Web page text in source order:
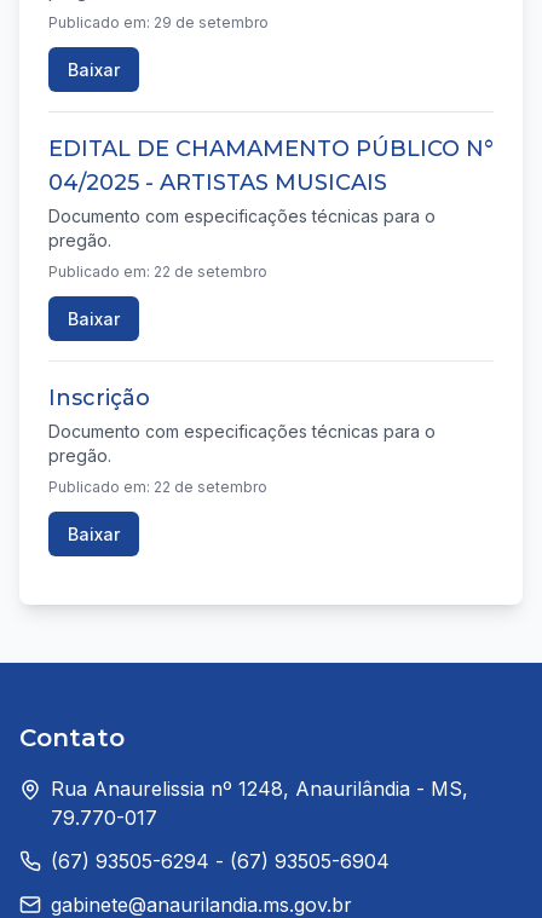
Publicado em: 29 de setembro
Baixar
EDITAL DE CHAMAMENTO PÚBLICO N°
04/2025 - ARTISTAS MUSICAIS
Documento com especificações técnicas para o
pregão.
Publicado em: 22 de setembro
Baixar
Inscrição
Documento com especificações técnicas para o
pregão.
Publicado em: 22 de setembro
Baixar
Contato
Rua Anaurelissia nº 1248, Anaurilândia - MS,
79.770-017
(67) 93505-6294 - (67) 93505-6904
gabinete@anaurilandia.ms.gov.br